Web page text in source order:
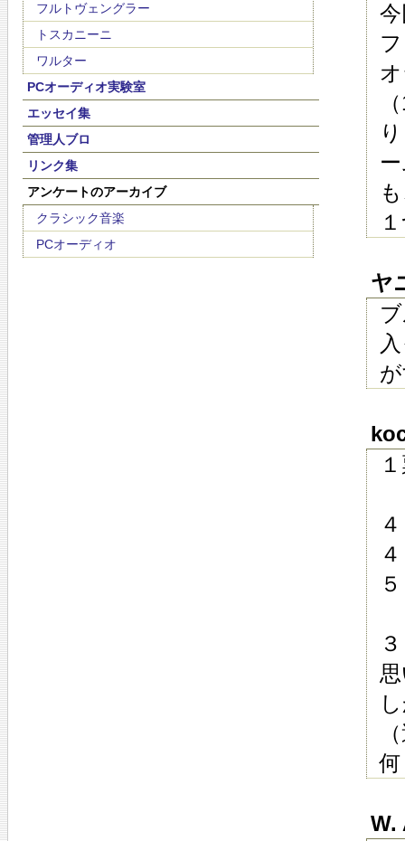
フルトヴェングラー
トスカニーニ
ワルター
PCオーディオ実験室
エッセイ集
管理人ブロ
リンク集
アンケートのアーカイブ
クラシック音楽
PCオーディオ
ヤ
W.